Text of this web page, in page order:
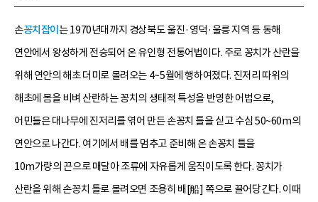
손꽁치잡이 는 1970년대까지 경상북도 울진·영덕·울릉 지역 등 동해
연안에서 왕성하게 전승되어 온 유인형 전통어법이다. 주로 꽁치가 산란을
위해 연안의 해초 더미로 몰려오는 4~5월에 행하여졌다. 진저리 따위의
해초에 몸을 비벼 산란하는 꽁치의 생태적 특성을 반영한 어법으로,
어민들은 대나무에 진저리를 엮어 만든 손꽁치 틀을 싣고 수심 50~60m의
연안으로 나간다. 여기에서 배를 멈추고 준비해 온 손꽁치 틀을
10m가량의 끈으로 매달아 조류에 자유롭게 움직이도록 한다. 꽁치가
산란을 위해 손꽁치 틀로 몰려오면 조용히 배[船] 쪽으로 끌어당긴다. 이때